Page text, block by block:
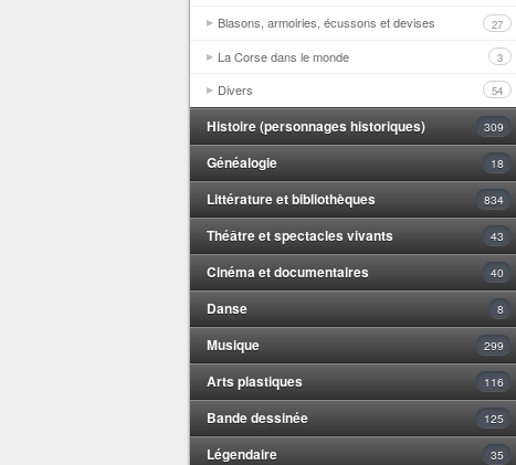
Blasons, armoiries, écussons et devises 27
La Corse dans le monde 3
Divers 54
Histoire (personnages historiques) 309
Généalogie 18
Littérature et bibliothèques 834
Théâtre et spectacles vivants 43
Cinéma et documentaires 40
Danse 8
Musique 299
Arts plastiques 116
Bande dessinée 125
Légendaire 35